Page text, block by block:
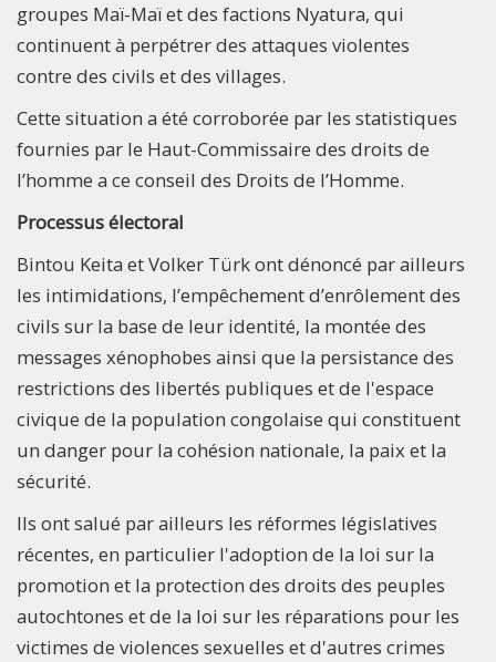
groupes Maï-Maï et des factions Nyatura, qui
continuent à perpétrer des attaques violentes
contre des civils et des villages.
Cette situation a été corroborée par les statistiques
fournies par le Haut-Commissaire des droits de
l’homme a ce conseil des Droits de l’Homme.
Processus électoral
Bintou Keita et Volker Türk ont dénoncé par ailleurs
les intimidations, l’empêchement d’enrôlement des
civils sur la base de leur identité, la montée des
messages xénophobes ainsi que la persistance des
restrictions des libertés publiques et de l'espace
civique de la population congolaise qui constituent
un danger pour la cohésion nationale, la paix et la
sécurité.
Ils ont salué par ailleurs les réformes législatives
récentes, en particulier l'adoption de la loi sur la
promotion et la protection des droits des peuples
autochtones et de la loi sur les réparations pour les
victimes de violences sexuelles et d'autres crimes